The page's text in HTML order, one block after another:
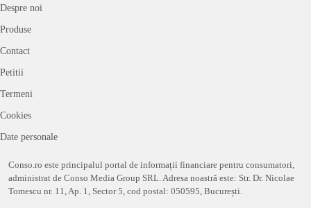
Despre noi
Produse
Contact
Petitii
Termeni
Cookies
Date personale
Conso.ro este principalul portal de informații financiare pentru consumatori,
administrat de Conso Media Group SRL. Adresa noastră este: Str. Dr. Nicolae
Tomescu nr. 11, Ap. 1, Sector 5, cod postal: 050595, București.